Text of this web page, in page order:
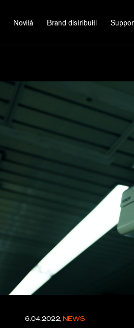
Novità Brand distribuiti
6.04.2022, NEWS